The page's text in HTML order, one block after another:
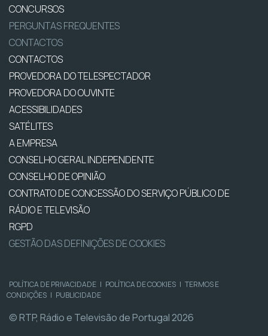
CONCURSOS
PERGUNTAS FREQUENTES
CONTACTOS
CONTACTOS
PROVEDORA DO TELESPECTADOR
PROVEDORA DO OUVINTE
ACESSIBILIDADES
SATÉLITES
A EMPRESA
CONSELHO GERAL INDEPENDENTE
CONSELHO DE OPINIÃO
CONTRATO DE CONCESSÃO DO SERVIÇO PÚBLICO DE
RÁDIO E TELEVISÃO
RGPD
GESTÃO DAS DEFINIÇÕES DE COOKIES
POLÍTICA DE PRIVACIDADE | POLÍTICA DE COOKIES | TERMOS E
CONDIÇÕES | PUBLICIDADE
© RTP, Rádio e Televisão de Portugal 2026